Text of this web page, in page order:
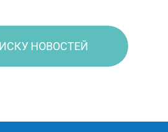
НОВОСТЕЙ